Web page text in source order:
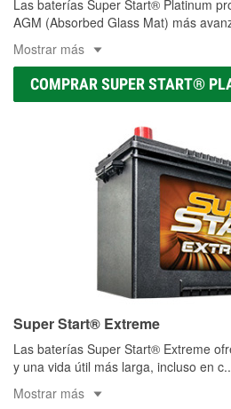
Las baterías Super Start® Platinum
AGM (Absorbed Glass Mat) más
Mostrar más
COMPRAR SUPER START®
Super Start® Extreme
Las baterías Super Start® Extreme
y una vida útil más larga, incluso en c
Mostrar más